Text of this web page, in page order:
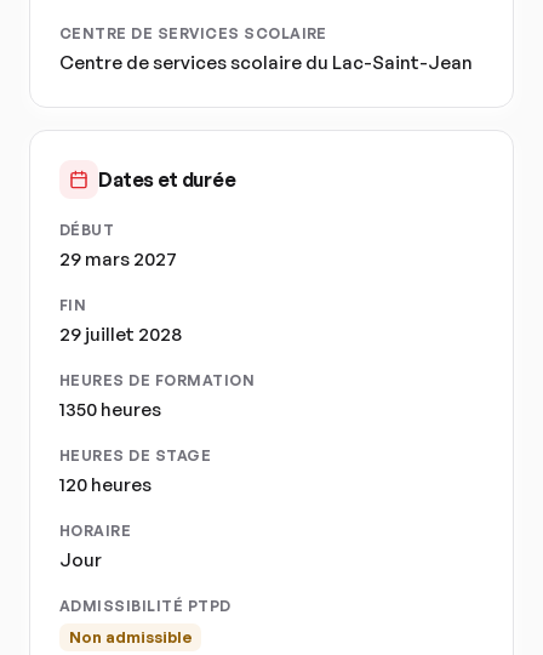
CENTRE DE SERVICES SCOLAIRE
Centre de services scolaire du Lac-Saint-Jean
Dates et durée
DÉBUT
29 mars 2027
FIN
29 juillet 2028
HEURES DE FORMATION
1350 heures
HEURES DE STAGE
120 heures
HORAIRE
Jour
ADMISSIBILITÉ PTPD
Non admissible